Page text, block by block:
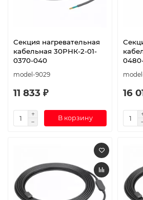
Секция нагревательная
кабельная 30РНК-2-01-
0370-040
model-9029
11 833 ₽
В корзину
16